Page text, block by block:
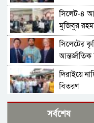
সিলেট-৪
মুজিবুর
সিলেটের
প্রয়োগে
দিরাইয়ে
বিতরণ
দফার
সর্বশেষ